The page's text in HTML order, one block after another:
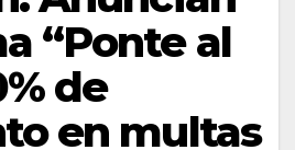
“Ponte al
de
en multas